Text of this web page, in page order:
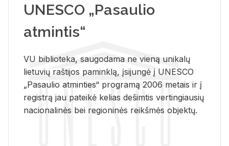
UNESCO „Pasaulio
atmintis“
VU biblioteka, saugodama ne vieną unikalų
lietuvių raštijos paminklą, įsijungė į UNESCO
„Pasaulio atminties“ programą 2006 metais ir į
registrą jau pateikė kelias dešimtis vertingiausių
nacionalinės bei regioninės reikšmės objektų.